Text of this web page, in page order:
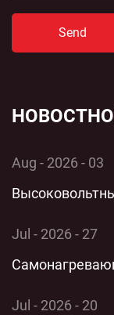
Send
Aug - 2026 - 03
Jul - 2026 - 27
Jul - 2026 - 20